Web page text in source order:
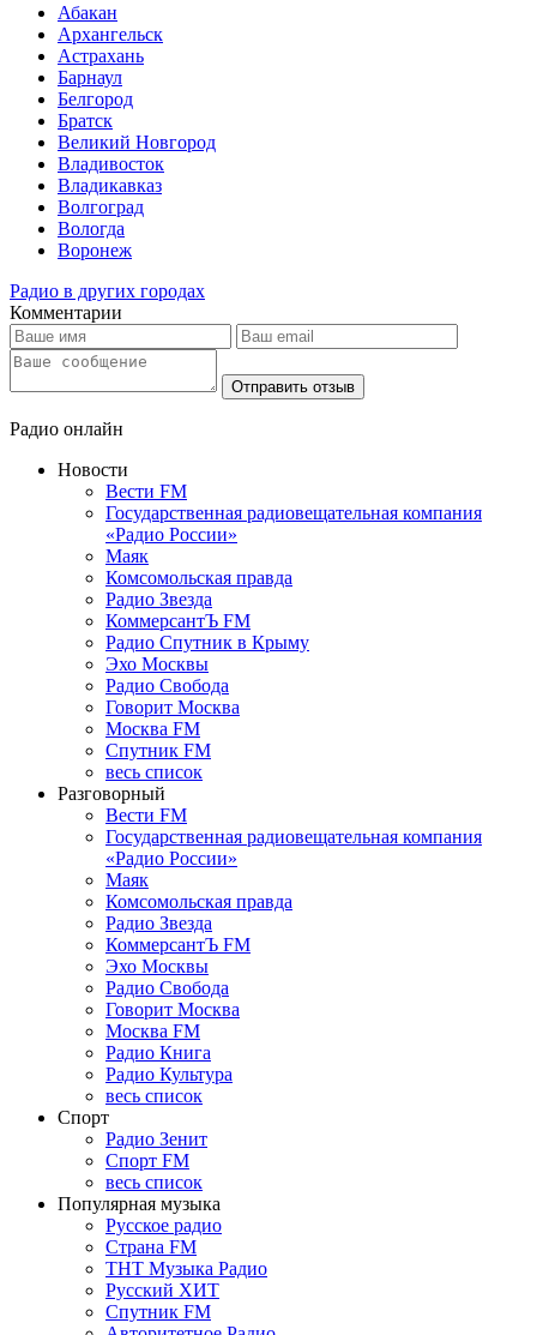
Абакан
Архангельск
Астрахань
Барнаул
Белгород
Братск
Великий Новгород
Владивосток
Владикавказ
Волгоград
Вологда
Воронеж
Радио в других городах
Комментарии
Отправить отзыв
Радио онлайн
Новости
Вести FM
Государственная радиовещательная компания
«Радио России»
Маяк
Комсомольская правда
Радио Звезда
КоммерсантЪ FM
Радио Спутник в Крыму
Эхо Москвы
Радио Свобода
Говорит Москва
Москва FM
Спутник FM
весь список
Разговорный
Вести FM
Государственная радиовещательная компания
«Радио России»
Маяк
Комсомольская правда
Радио Звезда
КоммерсантЪ FM
Эхо Москвы
Радио Свобода
Говорит Москва
Москва FM
Радио Книга
Радио Культура
весь список
Спорт
Радио Зенит
Спорт FM
весь список
Популярная музыка
Русское радио
Страна FM
ТНТ Музыка Радио
Русский ХИТ
Спутник FM